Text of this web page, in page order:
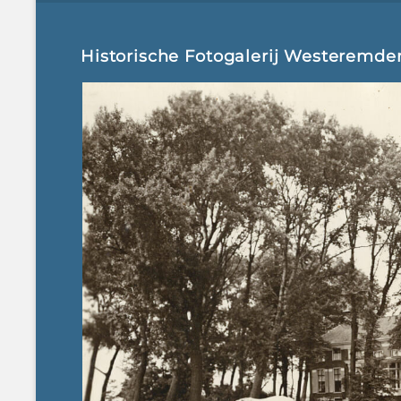
Historische Fotogalerij